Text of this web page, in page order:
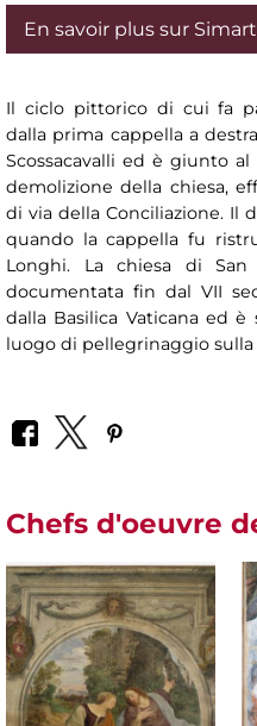
En savoir plus sur
Il ciclo pittorico di cui fa
dalla prima cappella a
Scossacavalli ed è giunto
demolizione della chiesa,
di via della Conciliazione. Il
quando la cappella fu
Longhi. La chiesa di
documentata fin dal VII
dalla Basilica Vaticana ed
luogo di pellegrinaggio sulla
Chefs d'oeuvre